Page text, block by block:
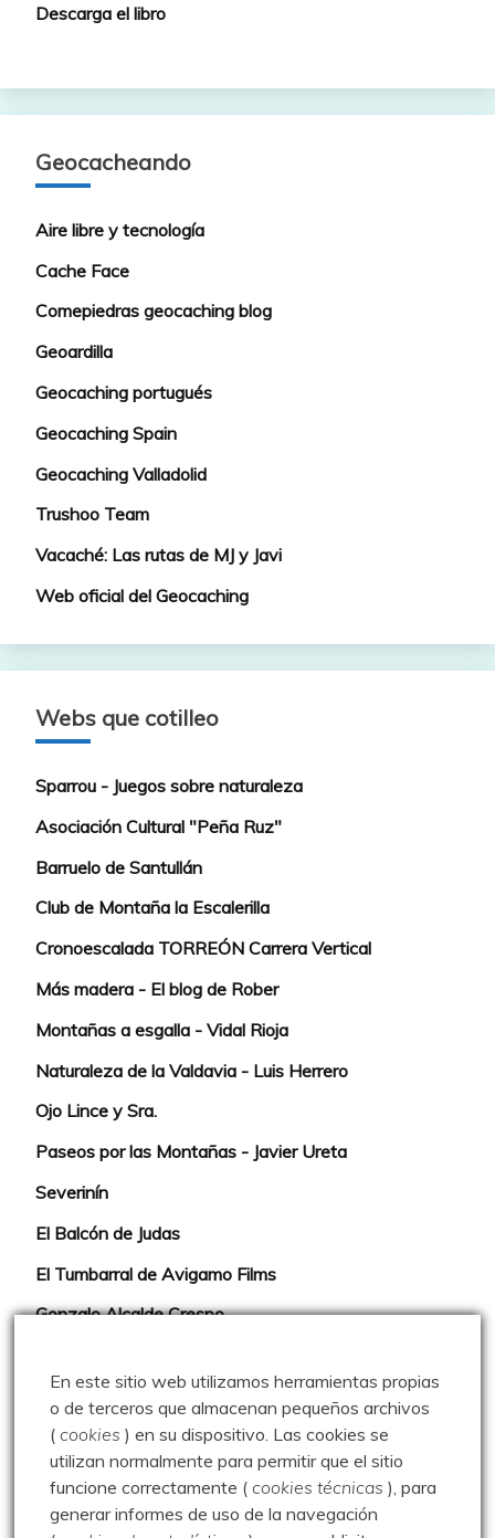
Descarga el libro
Geocacheando
Aire libre y tecnología
Cache Face
Comepiedras geocaching blog
Geoardilla
Geocaching portugués
Geocaching Spain
Geocaching Valladolid
Trushoo Team
Vacaché: Las rutas de MJ y Javi
Web oficial del Geocaching
Webs que cotilleo
Sparrou - Juegos sobre naturaleza
Asociación Cultural "Peña Ruz"
Barruelo de Santullán
Club de Montaña la Escalerilla
Cronoescalada TORREÓN Carrera Vertical
Más madera - El blog de Rober
Montañas a esgalla - Vidal Rioja
Naturaleza de la Valdavia - Luis Herrero
Ojo Lince y Sra.
Paseos por las Montañas - Javier Ureta
Severinín
El Balcón de Judas
El Tumbarral de Avigamo Films
Gonzalo Alcalde Crespo
Montaña en libertad
Rutas y excursiones con niños
Valdeolea. Río Camesa, la vía azul
Aprendiz de sueños
En este sitio web utilizamos herramientas propias
o de terceros que almacenan pequeños archivos
(cookies ) en su dispositivo. Las cookies se
utilizan normalmente para permitir que el sitio
funcione correctamente (cookies técnicas ), para
generar informes de uso de la navegación